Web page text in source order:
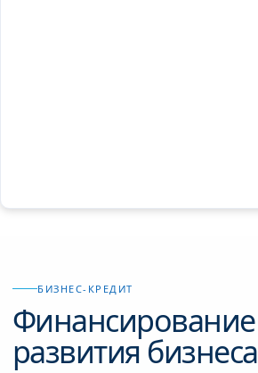
БИЗНЕС-КРЕДИТ
Финансирование
развития бизнеса